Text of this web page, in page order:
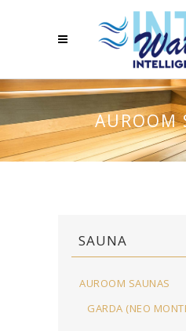
AUROOM
SAUNA
AUROOM SAUNAS
GARDA (ΝΈΟ